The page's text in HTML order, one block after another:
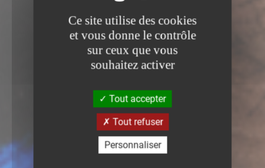
Ce site utilise des cookies
et vous donne le contrôle
sur ceux que vous
souhaitez activer
Tout accepter
Tout refuser
Personnaliser